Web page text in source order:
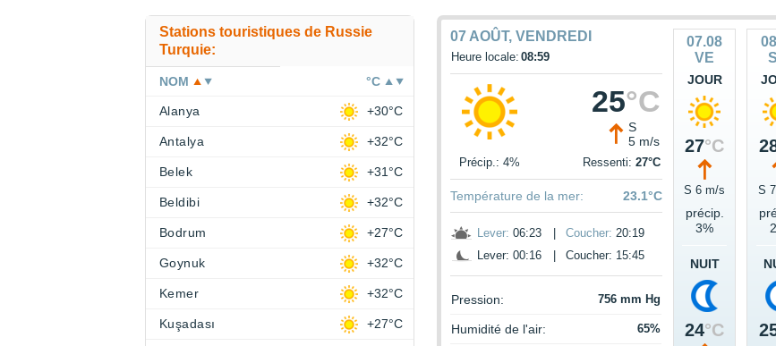
07 AOÛT, VENDREDI
Heure locale: 08:59
25°C
S
5 m/s
Précip.: 4% Ressenti:27°C
Température de la mer: 23.1°C
Lever: 06:23 Coucher: 20:19
Lever: 00:16
Coucher: 15:45
Pression: 756 mm Hg
Humidité de l'air: 65%
07.08
VE
JOUR
27°C
S 6 m/s
précip.
3%
NUIT
24°C
S
Stations touristiques de Russie
Turquie:
NOM °C
Alanya +30°C
Antalya +32°C
Belek +31°C
Beldibi +32°C
Bodrum +27°C
Goynuk +32°C
Kemer +32°C
Kuşadası +27°C